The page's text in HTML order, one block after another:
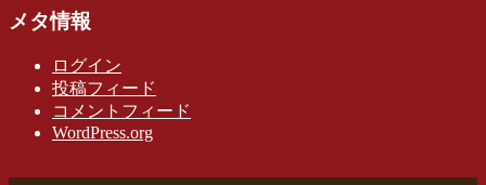
メタ情報
ログイン
投稿フィード
コメントフィード
WordPress.org